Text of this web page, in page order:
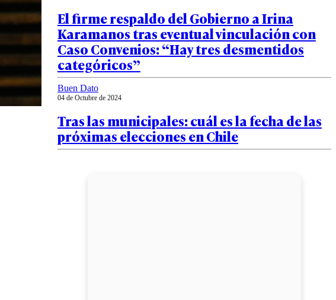
El firme respaldo del Gobierno a Irina
Karamanos tras eventual vinculación con
Caso Convenios: “Hay tres desmentidos
categóricos”
Buen Dato
04 de Octubre de 2024
Tras las municipales: cuál es la fecha de las
próximas elecciones en Chile